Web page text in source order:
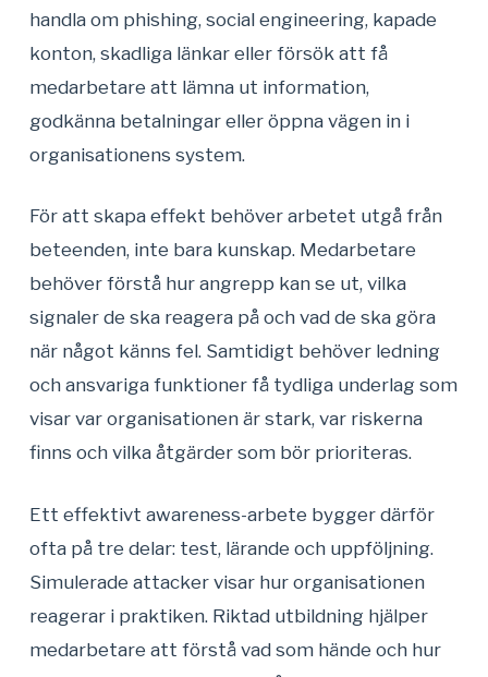
handla om phishing, social engineering, kapade
konton, skadliga länkar eller försök att få
medarbetare att lämna ut information,
godkänna betalningar eller öppna vägen in i
organisationens system.
För att skapa effekt behöver arbetet utgå från
beteenden, inte bara kunskap. Medarbetare
behöver förstå hur angrepp kan se ut, vilka
signaler de ska reagera på och vad de ska göra
när något känns fel. Samtidigt behöver ledning
och ansvariga funktioner få tydliga underlag som
visar var organisationen är stark, var riskerna
finns och vilka åtgärder som bör prioriteras.
Ett effektivt awareness-arbete bygger därför
ofta på tre delar: test, lärande och uppföljning.
Simulerade attacker visar hur organisationen
reagerar i praktiken. Riktad utbildning hjälper
medarbetare att förstå vad som hände och hur